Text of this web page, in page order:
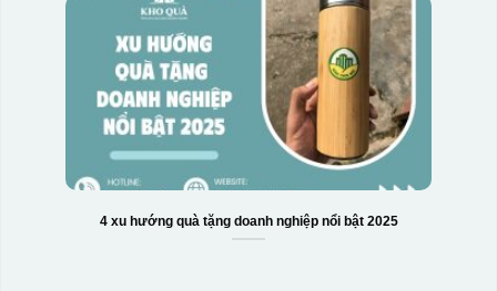
4 xu hướng quà tặng doanh nghiệp nổi bật 2025